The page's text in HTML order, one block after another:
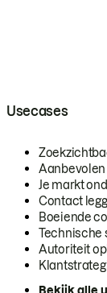
Usecases
Aanbevolen
Je markt
Contact
Boeiende
Technische
Autoriteit